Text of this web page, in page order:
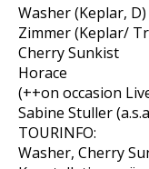
Washer (Keplar, D)
Zimmer (Keplar/
Cherry Sunkist
Horace
(++on occasion
Sabine Stuller
TOURINFO:
Washer, Cherry